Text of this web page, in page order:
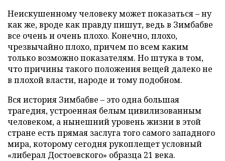
Неискушенному человеку может показаться – ну
как же, вроде как правду пишут, ведь в Зимбабве
все очень и очень плохо. Конечно, плохо,
чрезвычайно плохо, причем по всем каким
только возможно показателям. Но штука в том,
что причины такого положения вещей далеко не
в плохой власти, народе и тому подобном.
Вся история Зимбабве – это одна большая
трагедия, устроенная белым цивилизованным
человеком, а нынешний уровень жизни в этой
стране есть прямая заслуга того самого западного
мира, которому сегодня рукоплещет условный
«либерал Достоевского» образца 21 века.